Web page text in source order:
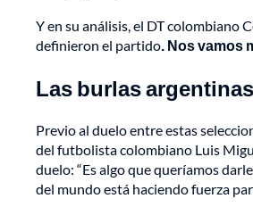
Y en su análisis, el DT colombiano
definieron el partido. Nos vamos
Las burlas
Previo al duelo entre estas
del futbolista colombiano Luis
duelo: “Es algo que queríamos
del mundo está haciendo fuerza